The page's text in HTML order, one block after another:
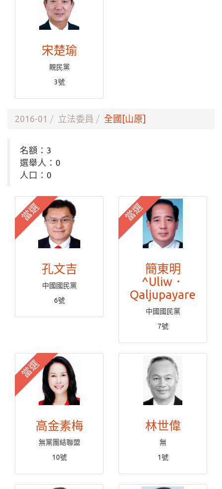
宋楚瑜
親民黨
3號
2016-01 立法委員 全國[山原]
名額：3
選舉人：0
人口：0
當選
孔文吉
中國國民黨
6號
當選
簡東明
^Uliw．
Qaljupayare
中國國民黨
7號
當選
高金素梅
無黨團結聯盟
10號
林世偉
無
1號